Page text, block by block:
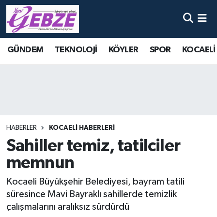
GÜNDEM TEKNOLOJİ KÖYLER SPOR
HABERLER KOCAELİ HABERLERİ
Sahiller temiz, tatilciler
memnun
Kocaeli Büyükşehir Belediyesi, bayram tatili
süresince Mavi Bayraklı sahillerde temizlik
çalışmalarını aralıksız sürdürdü
Nöbetçi Eczaneler
Tüm Manşetler
Son Dakika Haberleri
Haber Arşivi